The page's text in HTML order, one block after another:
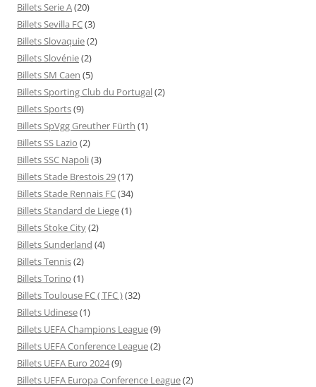
Billets Serie A(20)
Billets Sevilla FC(3)
Billets Slovaquie(2)
Billets Slovénie(2)
Billets SM Caen (5)
Billets Sporting Club du Portugal(2)
Billets Sports(9)
Billets SpVgg Greuther Fürth (1)
Billets SS Lazio (2)
Billets SSC Napoli(3)
Billets Stade Brestois 29(17)
Billets Stade Rennais FC(34)
Billets Standard de Liege(1)
Billets Stoke City(2)
Billets Sunderland (4)
Billets Tennis(2)
Billets Torino (1)
Billets Toulouse FC ( TFC )(32)
Billets Udinese(1)
Billets UEFA Champions League(9)
Billets UEFA Conference League(2)
Billets UEFA Euro 2024(9)
Billets UEFA Europa Conference League(2)